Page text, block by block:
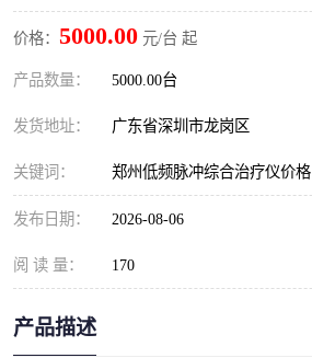
价格： 5000.00 元/台 起
产品数量： 5000.00台
发货地址： 广东省深圳市龙岗区
关键词： 郑州低频脉冲综合治疗仪价格
发布日期： 2026-08-06
阅 读 量： 170
产品描述